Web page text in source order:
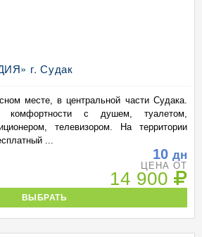
г. Судак
месте, в центральной части Судака.
комфортности с душем, туалетом,
телевизором. На территории
...
10 дн
ЦЕНА ОТ
14 900
ВЫБРАТЬ